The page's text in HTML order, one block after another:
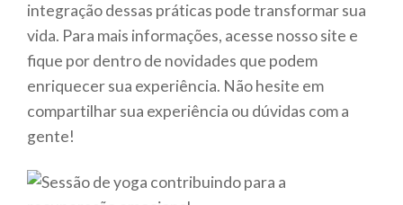
integração dessas práticas pode transformar sua
vida. Para mais informações, acesse nosso site e
fique por dentro de novidades que podem
enriquecer sua experiência. Não hesite em
compartilhar sua experiência ou dúvidas com a
gente!